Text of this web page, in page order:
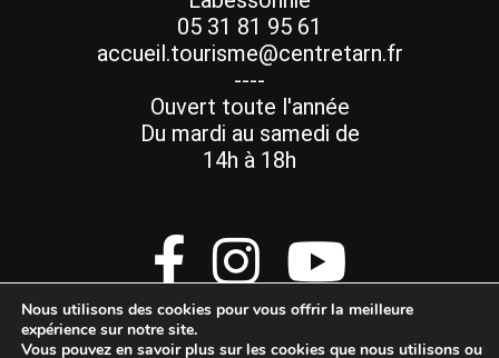
05 31 81 95 61
accueil.tourisme@centretarn.fr
----
Ouvert toute l'année
Du mardi au samedi de
14h à 18h
Nous utilisons des cookies pour vous offrir la meilleure
expérience sur notre site.
Vous pouvez en savoir plus sur les cookies que nous utilisons ou